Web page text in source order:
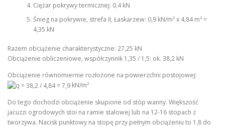
Ciężar pokrywy termicznej: 0,4 kN
Śnieg na pokrywie, strefa II, Łaskarzew: 0,9 kN/m² x 4,84 m² =
4,35 kN
Razem obciążenie charakterystyczne: 27,25 kN
Obciążenie obliczeniowe, współczynnik 1,35 / 1,5: ok. 38,2 kN
Obciążenie równomiernie rozłożone na powierzchni postojowej:
kN/m²
Do tego dochodzi obciążenie skupione od stóp wanny. Większość
jacuzzi ogrodowych stoi na ramie stalowej lub na 12-16 stopach z
tworzywa. Nacisk punktowy na stopę przy pełnym obciążeniu to 1,8 do